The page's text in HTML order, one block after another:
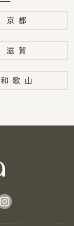
京都
滋賀
和歌山